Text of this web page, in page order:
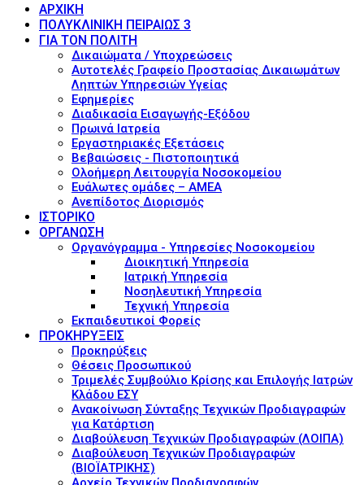
ΑΡΧΙΚΗ
ΠΟΛΥΚΛΙΝΙΚΗ ΠΕΙΡΑΙΩΣ 3
ΓΙΑ ΤΟΝ ΠΟΛΙΤΗ
Δικαιώματα / Υποχρεώσεις
Αυτοτελές Γραφείο Προστασίας Δικαιωμάτων
Ληπτών Υπηρεσιών Υγείας
Εφημερίες
Διαδικασία Εισαγωγής-Εξόδου
Πρωινά Ιατρεία
Εργαστηριακές Εξετάσεις
Βεβαιώσεις - Πιστοποιητικά
Ολοήμερη Λειτουργία Νοσοκομείου
Ευάλωτες ομάδες – ΑΜΕΑ
Ανεπίδοτος Διορισμός
ΙΣΤΟΡΙΚΟ
ΟΡΓΑΝΩΣΗ
Οργανόγραμμα - Υπηρεσίες Νοσοκομείου
Διοικητική Υπηρεσία
Ιατρική Υπηρεσία
Νοσηλευτική Υπηρεσία
Τεχνική Υπηρεσία
Εκπαιδευτικοί Φορείς
ΠΡΟΚΗΡΥΞΕΙΣ
Προκηρύξεις
Θέσεις Προσωπικού
Τριμελές Συμβούλιο Κρίσης και Επιλογής Ιατρών
Κλάδου ΕΣΥ
Ανακοίνωση Σύνταξης Τεχνικών Προδιαγραφών
για Κατάρτιση
Διαβούλευση Τεχνικών Προδιαγραφών (ΛΟΙΠΑ)
Διαβούλευση Τεχνικών Προδιαγραφών
(ΒΙΟΪΑΤΡΙΚΗΣ)